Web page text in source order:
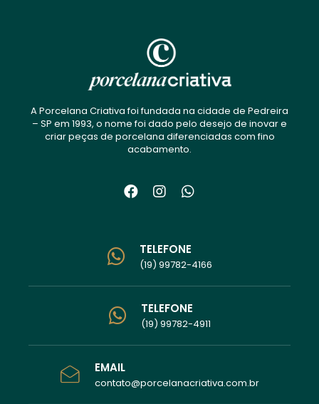
A Porcelana Criativa foi fundada na cidade de Pedreira
– SP em 1993, o nome foi dado pelo desejo de inovar e
criar peças de porcelana diferenciadas com fino
acabamento.
TELEFONE
(19) 99782-4166
TELEFONE
(19) 99782-4911
EMAIL
contato@porcelanacriativa.com.br